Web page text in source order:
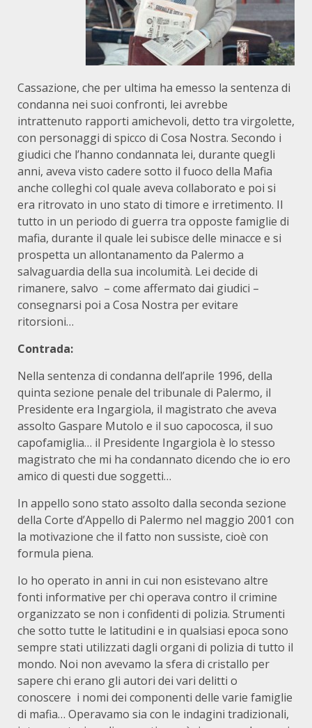
Cassazione, che per ultima ha emesso la sentenza di
condanna nei suoi confronti, lei avrebbe
intrattenuto rapporti amichevoli, detto tra virgolette,
con personaggi di spicco di Cosa Nostra. Secondo i
giudici che l’hanno condannata lei, durante quegli
anni, aveva visto cadere sotto il fuoco della Mafia
anche colleghi col quale aveva collaborato e poi si
era ritrovato in uno stato di timore e irretimento. Il
tutto in un periodo di guerra tra opposte famiglie di
mafia, durante il quale lei subisce delle minacce e si
prospetta un allontanamento da Palermo a
salvaguardia della sua incolumità. Lei decide di
rimanere, salvo – come affermato dai giudici –
consegnarsi poi a Cosa Nostra per evitare
ritorsioni…
Contrada:
Nella sentenza di condanna dell’aprile 1996, della
quinta sezione penale del tribunale di Palermo, il
Presidente era Ingargiola, il magistrato che aveva
assolto Gaspare Mutolo e il suo capocosca, il suo
capofamiglia… il Presidente Ingargiola è lo stesso
magistrato che mi ha condannato dicendo che io ero
amico di questi due soggetti…
In appello sono stato assolto dalla seconda sezione
della Corte d’Appello di Palermo nel maggio 2001 con
la motivazione che il fatto non sussiste, cioè con
formula piena.
Io ho operato in anni in cui non esistevano altre
fonti informative per chi operava contro il crimine
organizzato se non i confidenti di polizia. Strumenti
che sotto tutte le latitudini e in qualsiasi epoca sono
sempre stati utilizzati dagli organi di polizia di tutto il
mondo. Noi non avevamo la sfera di cristallo per
sapere chi erano gli autori dei vari delitti o
conoscere i nomi dei componenti delle varie famiglie
di mafia… Operavamo sia con le indagini tradizionali,